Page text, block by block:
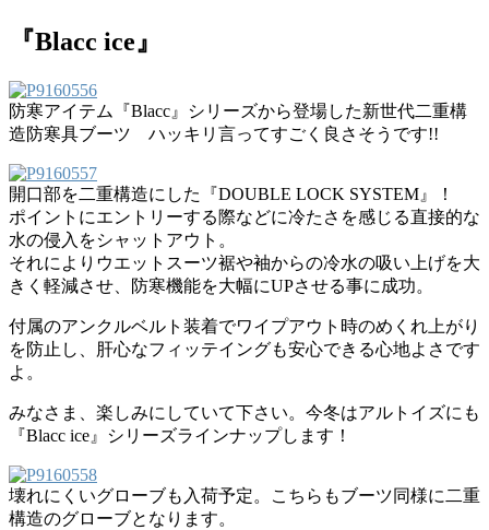
『Blacc ice』
防寒アイテム『Blacc』シリーズから登場した新世代二重構
造防寒具ブーツ ハッキリ言ってすごく良さそうです!!
開口部を二重構造にした『DOUBLE LOCK SYSTEM』！
ポイントにエントリーする際などに冷たさを感じる直接的な
水の侵入をシャットアウト。
それによりウエットスーツ裾や袖からの冷水の吸い上げを大
きく軽減させ、防寒機能を大幅にUPさせる事に成功。
付属のアンクルベルト装着でワイプアウト時のめくれ上がり
を防止し、肝心なフィッテイングも安心できる心地よさです
よ。
みなさま、楽しみにしていて下さい。今冬はアルトイズにも
『Blacc ice』シリーズラインナップします！
壊れにくいグローブも入荷予定。こちらもブーツ同様に二重
構造のグローブとなります。